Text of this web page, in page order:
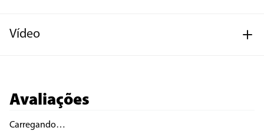
Vídeo
Avaliações
Carregando…